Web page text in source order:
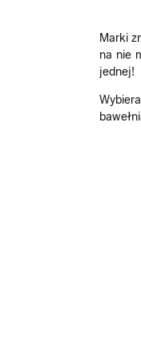
Marki
na nie
jednej!